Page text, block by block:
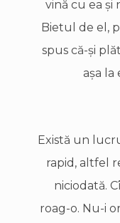
vină cu ea şi
Bietul de el,
spus că-şi
aşa la
Există un
rapid, altfel
niciodată.
roag-o. Nu-i